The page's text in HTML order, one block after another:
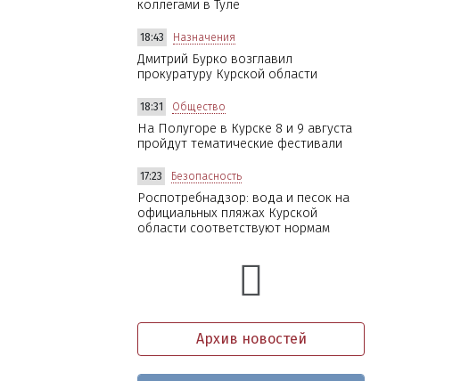
коллегами в Туле
18:43 Назначения
Дмитрий Бурко возглавил
прокуратуру Курской области
18:31 Общество
На Полугоре в Курске 8 и 9 августа
пройдут тематические фестивали
17:23 Безопасность
Роспотребнадзор: вода и песок на
официальных пляжах Курской
области соответствуют нормам
Архив новостей